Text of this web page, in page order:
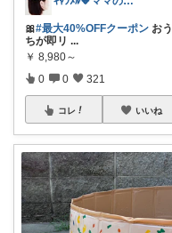
🎀#最大40%OFFクーポン おう
ちが即リ ...
￥ 8,980～
0 0 321
コレ いいね